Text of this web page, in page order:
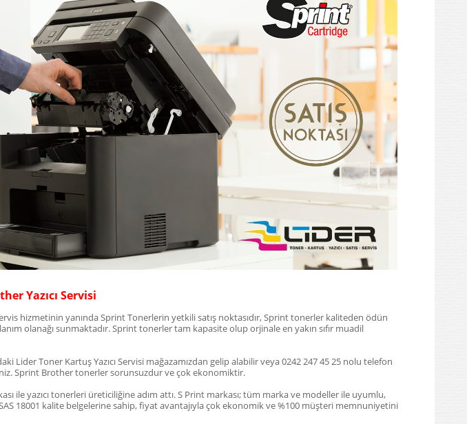
Yazıcı Servisi
servis hizmetinin yanında Sprint Tonerlerin yetkili satış noktasıdır, Sprint tonerler kaliteden ödün
olanağı sunmaktadır. Sprint tonerler tam kapasite olup orjinale en yakın sıfır muadil
Lider Toner Kartuş Yazıcı Servisi mağazamızdan gelip alabilir veya 0242 247 45 25 nolu telefon
Sprint Brother tonerler sorunsuzdur ve çok ekonomiktir.
ile yazıcı tonerleri üreticiliğine adım attı. S Print markası; tüm marka ve modeller ile uyumlu,
18001 kalite belgelerine sahip, fiyat avantajıyla çok ekonomik ve %100 müşteri memnuniyetini